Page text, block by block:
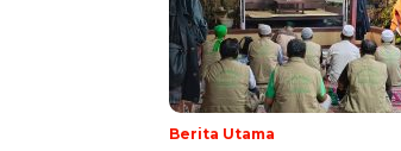
Berita Utama